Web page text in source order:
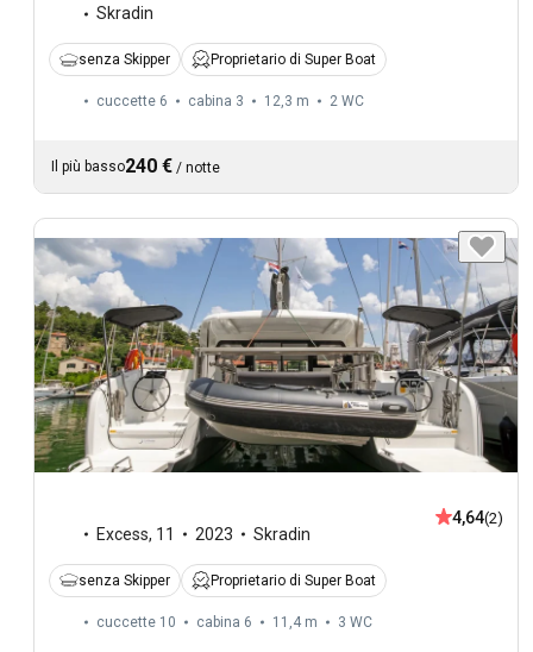
Skradin
senza Skipper Proprietario di Super Boat
cuccette 6 cabina 3 12,3 m 2 WC
Il più basso240 € / notte
Excess, 11 2023 Skradin
4,64(2)
senza Skipper Proprietario di Super Boat
cuccette 10 cabina 6 11,4 m 3 WC